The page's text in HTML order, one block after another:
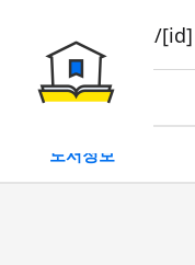
book/rent/[id]
대여
도서정보